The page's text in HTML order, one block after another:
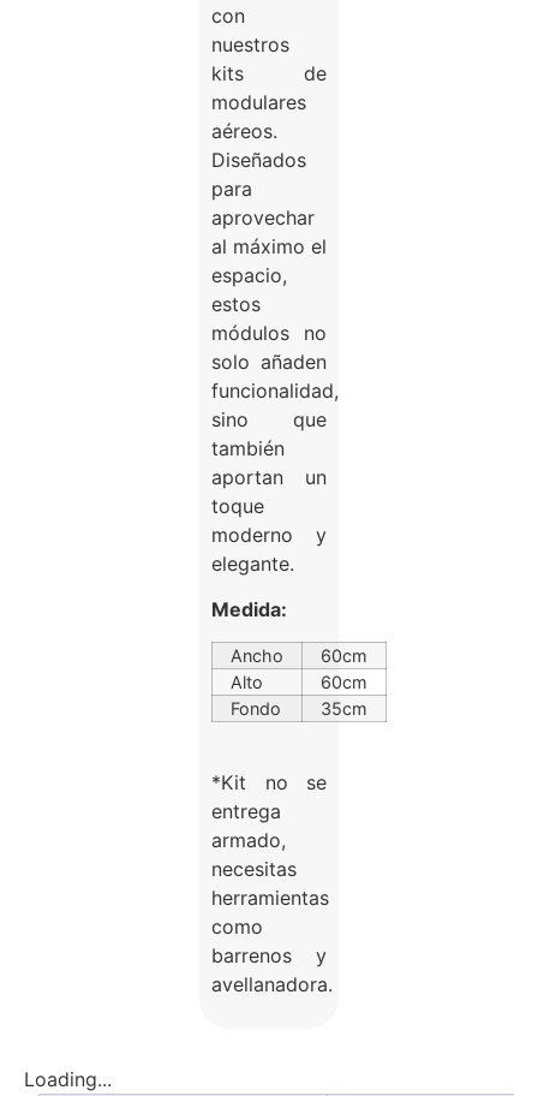
con
nuestros
kits de
modulares
aéreos.
Diseñados
para
aprovechar
al máximo el
espacio,
estos
módulos no
solo añaden
funcionalidad,
sino que
también
aportan un
toque
moderno y
elegante.
Medida:
Ancho
60cm
Alto
60cm
Fondo
35cm
*Kit no se
entrega
armado,
necesitas
herramientas
como
barrenos y
avellanadora.
Loading...